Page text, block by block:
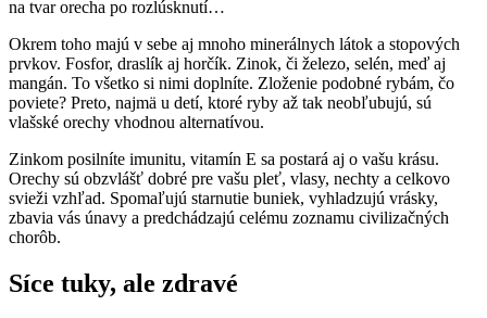
na tvar orecha po rozlúsknutí…
Okrem toho majú v sebe aj mnoho minerálnych látok a stopových
prvkov. Fosfor, draslík aj horčík. Zinok, či železo, selén, meď aj
mangán. To všetko si nimi doplníte. Zloženie podobné rybám, čo
poviete? Preto, najmä u detí, ktoré ryby až tak neobľubujú, sú
vlašské orechy vhodnou alternatívou.
Zinkom posilníte imunitu, vitamín E sa postará aj o vašu krásu.
Orechy sú obzvlášť dobré pre vašu pleť, vlasy, nechty a celkovo
svieži vzhľad. Spomaľujú starnutie buniek, vyhladzujú vrásky,
zbavia vás únavy a predchádzajú celému zoznamu civilizačných
chorôb.
Síce tuky, ale zdravé